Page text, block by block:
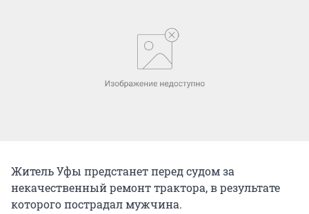
Житель Уфы предстанет перед судом за
некачественный ремонт трактора, в результате
которого пострадал мужчина.